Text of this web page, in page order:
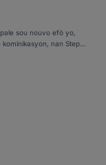
sou nouvo efò yo,
nan Step
Florid. Walter te ale